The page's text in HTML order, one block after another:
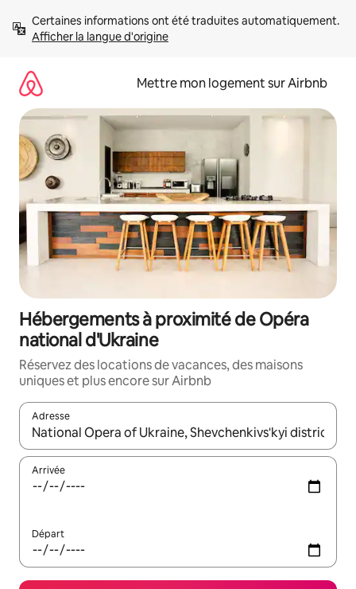
directement
Afficher la langue d'origine
Mettre mon logement sur Airbnb
Hébergements à proximité de Opéra
national d'Ukraine
Réservez des locations de vacances, des maisons
uniques et plus encore sur Airbnb
Adresse
Lorsque les résultats s'affichent, utilisez les flèches vers le
Arrivée
Départ